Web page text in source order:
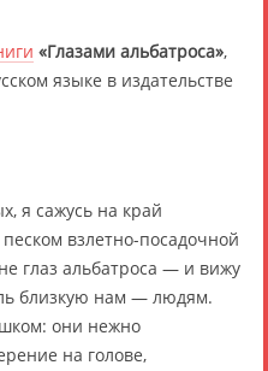
«Глазами альбатроса»,
языке в издательстве
я сажусь на край
взлетно-посадочной
глаз альбатроса — и вижу
близкую нам — людям.
они нежно
на голове,